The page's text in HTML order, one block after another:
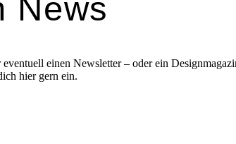
News
einen Newsletter – oder ein
hier gern ein.